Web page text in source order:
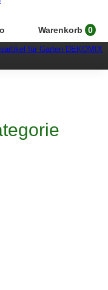
Warenkorb 0